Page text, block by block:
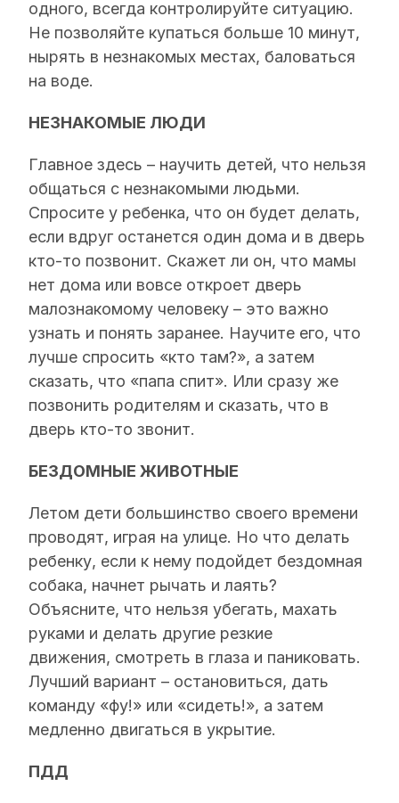
одного, всегда контролируйте ситуацию.
Не позволяйте купаться больше 10 минут,
нырять в незнакомых местах, баловаться
на воде.
НЕЗНАКОМЫЕ ЛЮДИ
Главное здесь – научить детей, что нельзя
общаться с незнакомыми людьми.
Спросите у ребенка, что он будет делать,
если вдруг останется один дома и в дверь
кто-то позвонит. Скажет ли он, что мамы
нет дома или вовсе откроет дверь
малознакомому человеку – это важно
узнать и понять заранее. Научите его, что
лучше спросить «кто там?», а затем
сказать, что «папа спит». Или сразу же
позвонить родителям и сказать, что в
дверь кто-то звонит.
БЕЗДОМНЫЕ ЖИВОТНЫЕ
Летом дети большинство своего времени
проводят, играя на улице. Но что делать
ребенку, если к нему подойдет бездомная
собака, начнет рычать и лаять?
Объясните, что нельзя убегать, махать
руками и делать другие резкие
движения, смотреть в глаза и паниковать.
Лучший вариант – остановиться, дать
команду «фу!» или «сидеть!», а затем
медленно двигаться в укрытие.
ПДД